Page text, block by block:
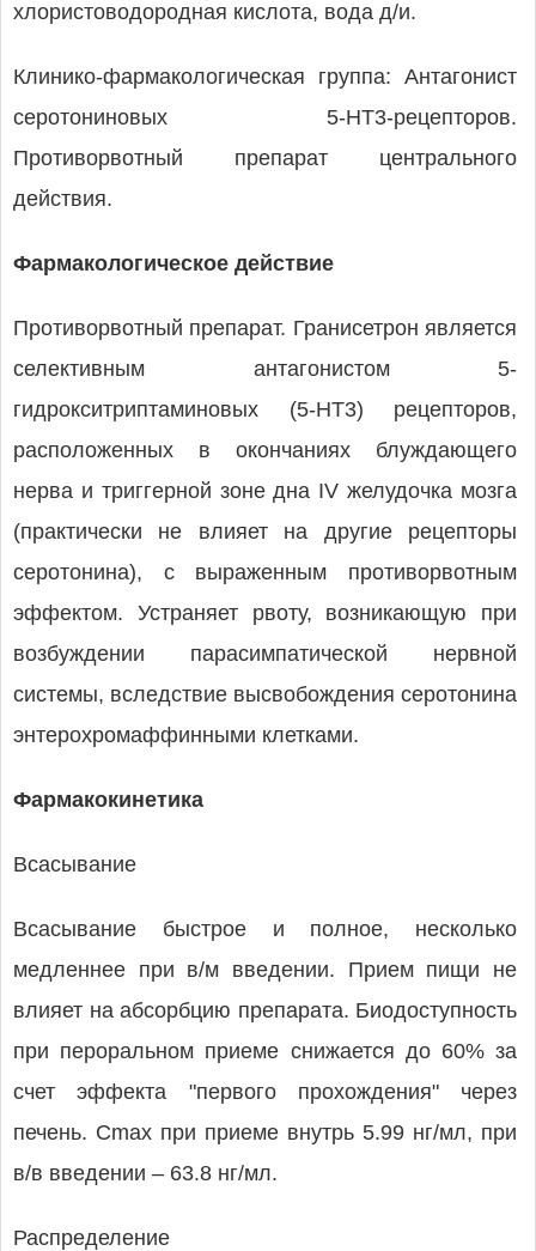
хлористоводородная кислота, вода д/и.
Клинико-фармакологическая группа: Антагонист
серотониновых 5-HT3-рецепторов.
Противорвотный препарат центрального
действия.
Фармакологическое действие
Противорвотный препарат. Гранисетрон является
селективным антагонистом 5-
гидрокситриптаминовых (5-НТ3) рецепторов,
расположенных в окончаниях блуждающего
нерва и триггерной зоне дна IV желудочка мозга
(практически не влияет на другие рецепторы
серотонина), с выраженным противорвотным
эффектом. Устраняет рвоту, возникающую при
возбуждении парасимпатической нервной
системы, вследствие высвобождения серотонина
энтерохромаффинными клетками.
Фармакокинетика
Всасывание
Всасывание быстрое и полное, несколько
медленнее при в/м введении. Прием пищи не
влияет на абсорбцию препарата. Биодоступность
при пероральном приеме снижается до 60% за
счет эффекта "первого прохождения" через
печень. Cmax при приеме внутрь 5.99 нг/мл, при
в/в введении – 63.8 нг/мл.
Распределение